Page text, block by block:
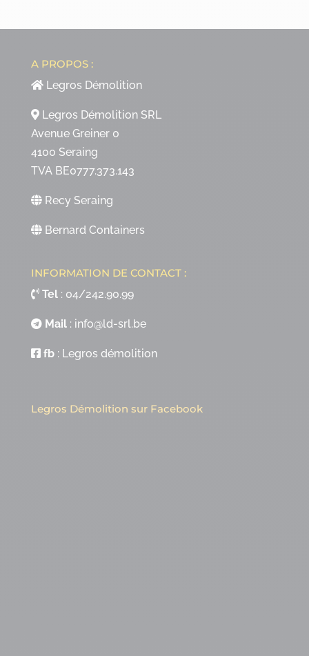
A PROPOS :
Legros Démolition
Legros Démolition SRL
Avenue Greiner 0
4100 Seraing
TVA BE0777.373.143
Recy Seraing
Bernard Containers
INFORMATION DE CONTACT :
Tel: 04/242.90.99
Mail: info@ld-srl.be
fb: Legros démolition
Legros Démolition sur Facebook